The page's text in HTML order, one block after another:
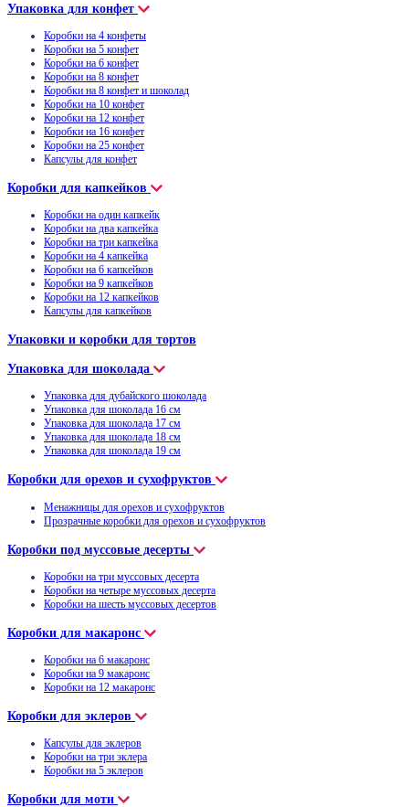
Упаковка для конфет
Коробки на 4 конфеты
Коробки на 5 конфет
Коробки на 6 конфет
Коробки на 8 конфет
Коробки на 8 конфет и шоколад
Коробки на 10 конфет
Коробки на 12 конфет
Коробки на 16 конфет
Коробки на 25 конфет
Капсулы для конфет
Коробки для капкейков
Коробки на один капкейк
Коробки на два капкейка
Коробки на три капкейка
Коробки на 4 капкейка
Коробки на 6 капкейков
Коробки на 9 капкейков
Коробки на 12 капкейков
Капсулы для капкейков
Упаковки и коробки для тортов
Упаковка для шоколада
Упаковка для дубайского шоколада
Упаковка для шоколада 16 см
Упаковка для шоколада 17 см
Упаковка для шоколада 18 см
Упаковка для шоколада 19 см
Коробки для орехов и сухофруктов
Менажницы для орехов и сухофруктов
Прозрачные коробки для орехов и сухофруктов
Коробки под муссовые десерты
Коробки на три муссовых десерта
Коробки на четыре муссовых десерта
Коробки на шесть муссовых десертов
Коробки для макаронс
Коробки на 6 макаронс
Коробки на 9 макаронс
Коробки на 12 макаронс
Коробки для эклеров
Капсулы для эклеров
Коробки на три эклера
Коробки на 5 эклеров
Коробки для моти